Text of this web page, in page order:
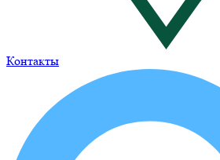
Контакты